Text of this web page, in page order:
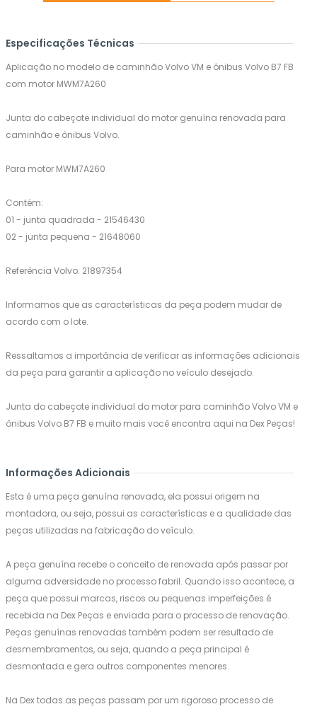
Especificações Técnicas
Aplicação no modelo de caminhão Volvo VM e ônibus Volvo B7 FB
com motor MWM7A260
Junta do cabeçote individual do motor genuína renovada para
caminhão e ônibus Volvo.
Para motor MWM7A260
Contém:
01 - junta quadrada - 21546430
02 - junta pequena - 21648060
Referência Volvo: 21897354
Informamos que as características da peça podem mudar de
acordo com o lote.
Ressaltamos a importância de verificar as informações adicionais
da peça para garantir a aplicação no veículo desejado.
Junta do cabeçote individual do motor para caminhão Volvo VM e
ônibus Volvo B7 FB e muito mais você encontra aqui na Dex Peças!
Informações Adicionais
Esta é uma peça genuína renovada, ela possui origem na
montadora, ou seja, possui as características e a qualidade das
peças utilizadas na fabricação do veículo.
A peça genuína recebe o conceito de renovada após passar por
alguma adversidade no processo fabril. Quando isso acontece, a
peça que possui marcas, riscos ou pequenas imperfeições é
recebida na Dex Peças e enviada para o processo de renovação.
Peças genuínas renovadas também podem ser resultado de
desmembramentos, ou seja, quando a peça principal é
desmontada e gera outros componentes menores.
Na Dex todas as peças passam por um rigoroso processo de